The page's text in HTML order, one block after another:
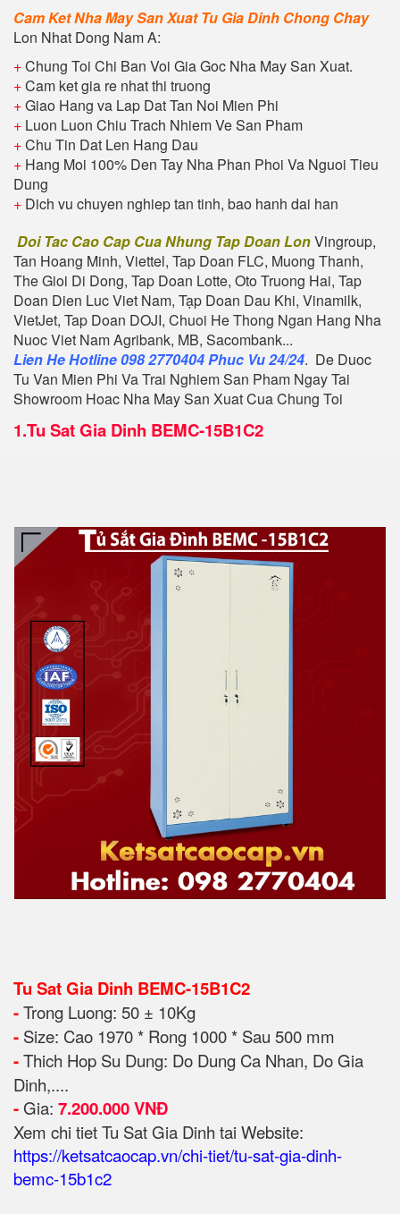
Cam Ket Nha May San Xuat Tu Gia Dinh Chong Chay
Lon Nhat Dong Nam A:
+Chung Toi Chi Ban Voi Gia Goc Nha May San Xuat.
+Cam ket gia re nhat thi truong
+Giao Hang va Lap Dat Tan Noi Mien Phi
+ Luon Luon Chiu Trach Nhiem Ve San Pham
+Chu Tin Dat Len Hang Dau
+ Hang Moi 100% Den Tay Nha Phan Phoi Va Nguoi Tieu
Dung
+ Dich vu chuyen nghiep tan tinh, bao hanh dai han
Doi Tac Cao Cap Cua Nhung Tap Doan LonVingroup,
Tan Hoang Minh, Viettel, Tap Doan FLC, Muong Thanh,
The Gioi Di Dong, Tap Doan Lotte, Oto Truong Hai, Tap
Doan Dien Luc Viet Nam, Tạp Doan Dau Khi, Vinamilk,
VietJet, Tap Doan DOJI, Chuoi He Thong Ngan Hang Nha
Nuoc Viet Nam Agribank, MB, Sacombank...
Lien He Hotline 098 2770404 Phuc Vu 24/24. De Duoc
Tu Van Mien Phi Va Trai Nghiem San Pham Ngay Tai
Showroom Hoac Nha May San Xuat Cua Chung Toi
1.Tu Sat Gia Dinh BEMC-15B1C2
Tu Sat Gia Dinh BEMC-15B1C2
-Trong Luong: 50 ± 10Kg
- Size: Cao 1970 * Rong 1000 * Sau 500 mm
-Thich Hop Su Dung: Do Dung Ca Nhan, Do Gia
Dinh,....
- Gia: 7.200.000 VNĐ
Xem chi tiet Tu Sat Gia Dinh tai Website:
https://ketsatcaocap.vn/chi-tiet/tu-sat-gia-dinh-
bemc-15b1c2